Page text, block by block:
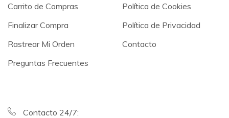
Carrito de Compras
Finalizar Compra
Rastrear Mi Orden
Preguntas Frecuentes
Política de Cookies
Política de Privacidad
Contacto
Contacto 24/7: